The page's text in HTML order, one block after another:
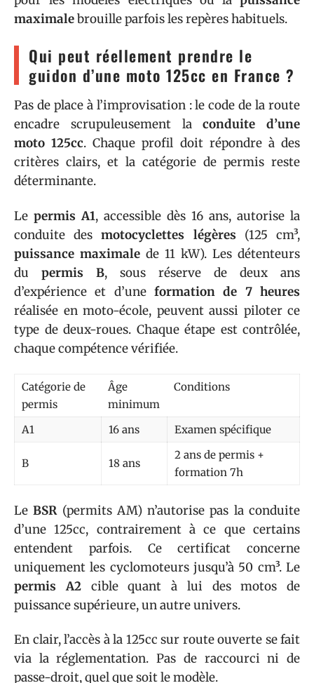
maximalebrouille parfois les repères habituels.
Qui peut réellement prendre le
guidon d’une moto 125cc en France ?
Pas de place à l’improvisation : le code de la route
encadre scrupuleusement laconduite d’une
moto 125cc. Chaque profil doit répondre à des
critères clairs, et la catégorie de permis reste
déterminante.
Le permis A1, accessible dès 16 ans, autorise la
conduite desmotocyclettes légères (125 cm³,
puissance maximale de 11 kW). Les détenteurs
du permis B, sous réserve de deux ans
d’expérience et d’une formation de 7 heures
réalisée en moto-école, peuvent aussi piloter ce
type de deux-roues. Chaque étape est contrôlée,
chaque compétence vérifiée.
Catégorie de
permis
Âge
minimum
Conditions
A1 16 ans Examen spécifique
B 18 ans
2 ans de permis +
formation 7h
LeBSR(permits AM) n’autorise pas la conduite
d’une 125cc, contrairement à ce que certains
entendent parfois. Ce certificat concerne
uniquement les cyclomoteurs jusqu’à 50 cm³. Le
permis A2cible quant à lui des motos de
puissance supérieure, un autre univers.
En clair, l’accès à la 125cc sur route ouverte se fait
via la réglementation. Pas de raccourci ni de
passe-droit, quel que soit le modèle.